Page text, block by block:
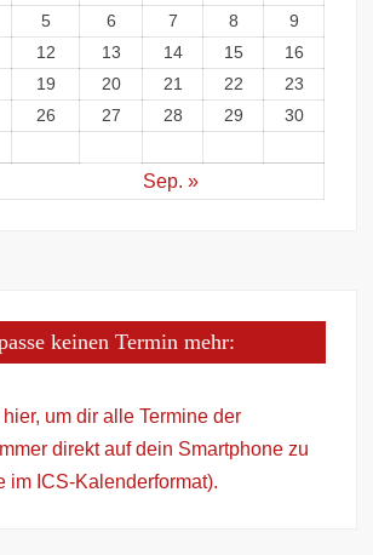
5 6 7 8
9
12 13 14 15
16
19 20 21 22
23
26 27 28 29
30
Sep. »
keinen Termin mehr:
um dir alle Termine der
direkt auf dein Smartphone zu
im ICS-Kalenderformat).